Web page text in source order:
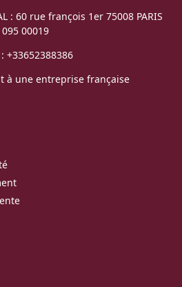
: 60 rue françois 1er 75008 PARIS
095 00019
: +33652388386
à une entreprise française